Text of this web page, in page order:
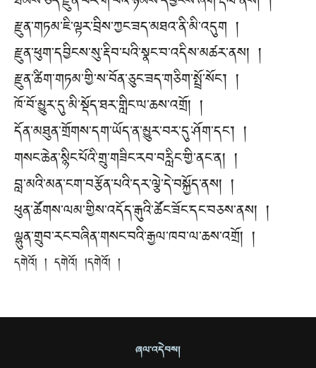
རྫུན་གཏམ་ཇི་ལྟར་བྲིས་ཀྱང་ཟད་མཐའ་ནི་མི་འདུག །
རྫུན་ཕུག་དབྱིངས་སུ་རྡིབ་པའི་སྣང་བ་འདིས་མཚར་ནས། །
རྫུན་ཚིག་གཏམ་གྱི་ས་བོན་ཅུང་ཟད་གཅིག་སྤྲོ་སོང་། །
ཁོ་བོ་མྱུར་དུ་མི་སྡོད་ཐར་གླིང་ལ་ཆས་འགྲོ། །
དོན་མཐུན་གྲོགས་དག་ཡོད་ན་མྱུར་བར་དུ་ཤོག་དང་། །
གསང་ཆེན་སྙིང་པོའི་གྲུ་གཟིང་རབ་བརླིང་གྱི་ནང་ན། །
བླ་མའི་མན་ངག་བརྩོན་པའི་དར་ལྕེ་དེ་བསྐྱོད་ནས། །
ཕུན་ཚོགས་ལམ་གྱིས་འདོད་རྒུའི་ཚོང་ཟོང་དང་བཅས་ནས། །
ལྷུན་གྲུབ་རང་བཞིན་གསང་བའི་རྒྱལ་ཁབ་ལ་ཆས་འགྲོ། །
དགེའོ། ། དགེའོ། །དགེའོ། །
ཞལ་འདེབས།